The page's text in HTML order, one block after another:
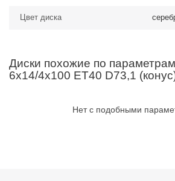
Цвет диска
Диски похожие по
6x14/4x100 ET40 D73,1
Нет с подобными